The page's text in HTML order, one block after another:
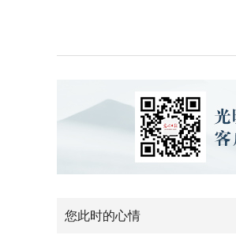
您此时的心情